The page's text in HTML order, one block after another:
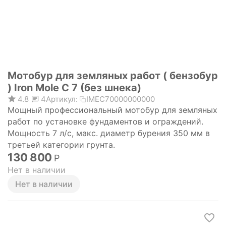
Мотобур для земляных работ ( бензобур
) Iron Mole C 7 (без шнека)
4.8 4Артикул: IMEC70000000000
Мощный профессиональный мотобур для земляных
работ по установке фундаментов и ограждений.
Мощность 7 л/с, макс. диаметр бурения 350 мм в
третьей категории грунта.
130 800 Р
Нет в наличии
Нет в наличии